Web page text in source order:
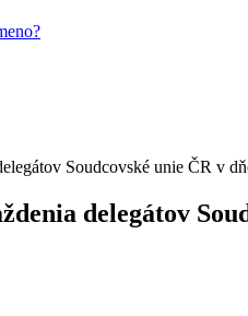
Soudcovské unie ČR v
delegátov